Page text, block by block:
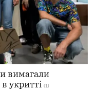
вимагали
укритті (1)